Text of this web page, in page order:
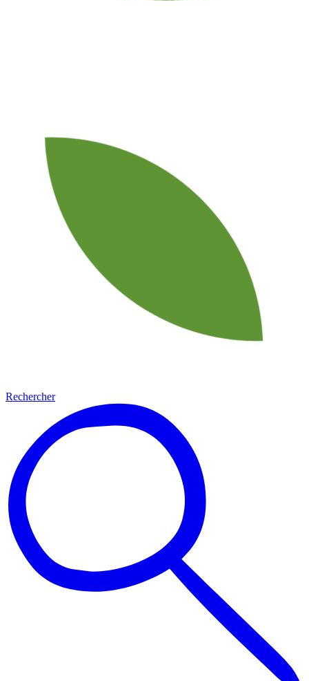
Rechercher